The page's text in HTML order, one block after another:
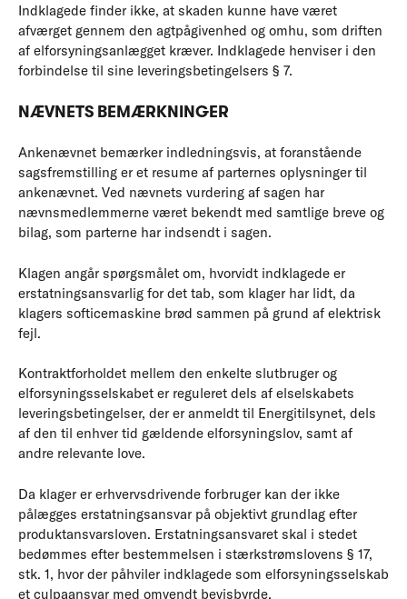
Indklagede finder ikke, at skaden kunne have været
afværget gennem den agtpågivenhed og omhu, som driften
af elforsyningsanlægget kræver. Indklagede henviser i den
forbindelse til sine leveringsbetingelsers § 7.
NÆVNETS BEMÆRKNINGER
Ankenævnet bemærker indledningsvis, at foranstående
sagsfremstilling er et resume af parternes oplysninger til
ankenævnet. Ved nævnets vurdering af sagen har
nævnsmedlemmerne været bekendt med samtlige breve og
bilag, som parterne har indsendt i sagen.
Klagen angår spørgsmålet om, hvorvidt indklagede er
erstatningsansvarlig for det tab, som klager har lidt, da
klagers softicemaskine brød sammen på grund af elektrisk
fejl.
Kontraktforholdet mellem den enkelte slutbruger og
elforsyningsselskabet er reguleret dels af elselskabets
leveringsbetingelser, der er anmeldt til Energitilsynet, dels
af den til enhver tid gældende elforsyningslov, samt af
andre relevante love.
Da klager er erhvervsdrivende forbruger kan der ikke
pålægges erstatningsansvar på objektivt grundlag efter
produktansvarsloven. Erstatningsansvaret skal i stedet
bedømmes efter bestemmelsen i stærkstrømslovens § 17,
stk. 1, hvor der påhviler indklagede som elforsyningsselskab
et culpaansvar med omvendt bevisbyrde.